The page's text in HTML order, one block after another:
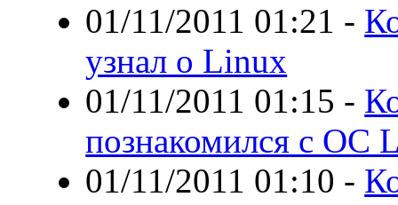
01/11/2011 01:21 -
узнал о Linux
01/11/2011 01:15 -
познакомился с ОС
01/11/2011 01:10 -